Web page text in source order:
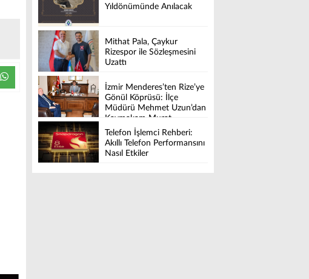
Yıldönümünde Anılacak
Mithat Pala, Çaykur
Rizespor ile Sözleşmesini
Uzattı
İzmir Menderes’ten Rize’ye
Gönül Köprüsü: İlçe
Müdürü Mehmet Uzun’dan
Kaymakam Murat
Karaloğlu’na Hayırlı olsun
Ziyareti.
Telefon İşlemci Rehberi:
Akıllı Telefon Performansını
Nasıl Etkiler